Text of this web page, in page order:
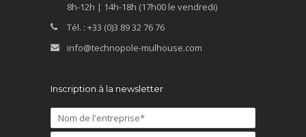
8h-12h | 14h-18h (17h00 le vendredi)
Tél. : +33 (0)3 89 32 76 76
info@technopole-mulhouse.com
Inscription à la newsletter